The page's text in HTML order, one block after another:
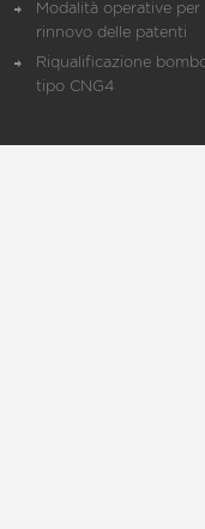
Modalità operative per
rinnovo delle patenti
Riqualificazione
tipo CNG4